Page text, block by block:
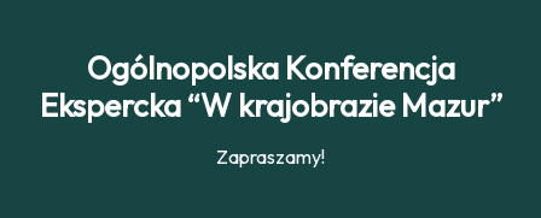
Ogólnopolska Konferencja
Ekspercka “W krajobrazie Mazur”
Zapraszamy!